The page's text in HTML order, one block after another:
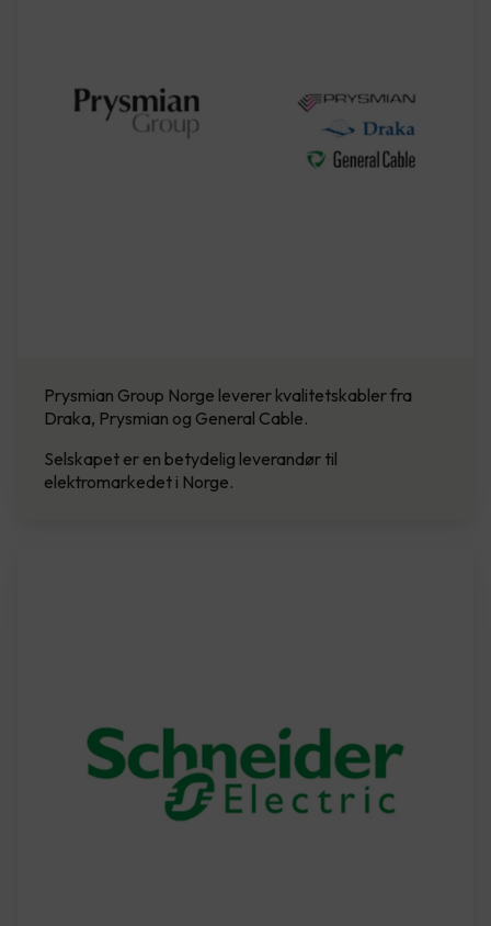
Prysmian Group Norge leverer kvalitetskabler fra
Draka, Prysmian og General Cable.
Selskapet er en betydelig leverandør til
elektromarkedet i Norge.